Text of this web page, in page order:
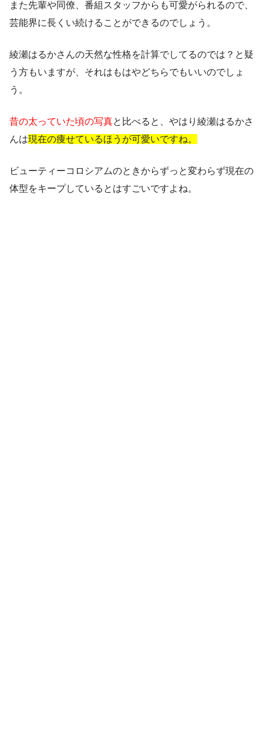
また先輩や同僚、番組スタッフからも可愛がられるので、
芸能界に長くい続けることができるのでしょう。
綾瀬はるかさんの天然な性格を計算でしてるのでは？と疑
う方もいますが、それはもはやどちらでもいいのでしょ
う。
昔の太っていた頃の写真と比べると、やはり綾瀬はるかさ
んは現在の痩せているほうが可愛いですね。
ビューティーコロシアムのときからずっと変わらず現在の
体型をキープしているとはすごいですよね。